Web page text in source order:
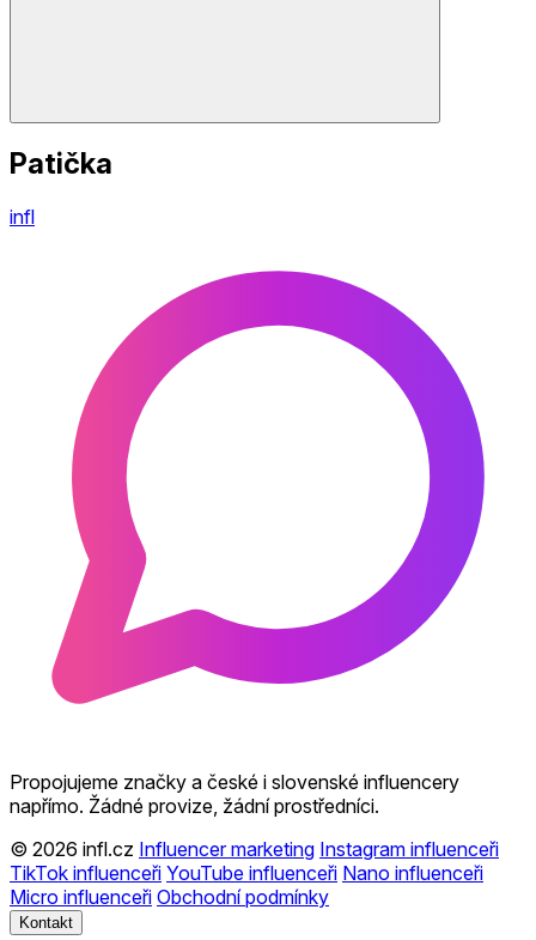
Patička
infl
Propojujeme značky a české i slovenské influencery
napřímo. Žádné provize, žádní prostředníci.
© 2026 infl.cz Influencer marketing Instagram influenceři
TikTok influenceři YouTube influenceři Nano influenceři
Micro influenceři Obchodní podmínky
Kontakt